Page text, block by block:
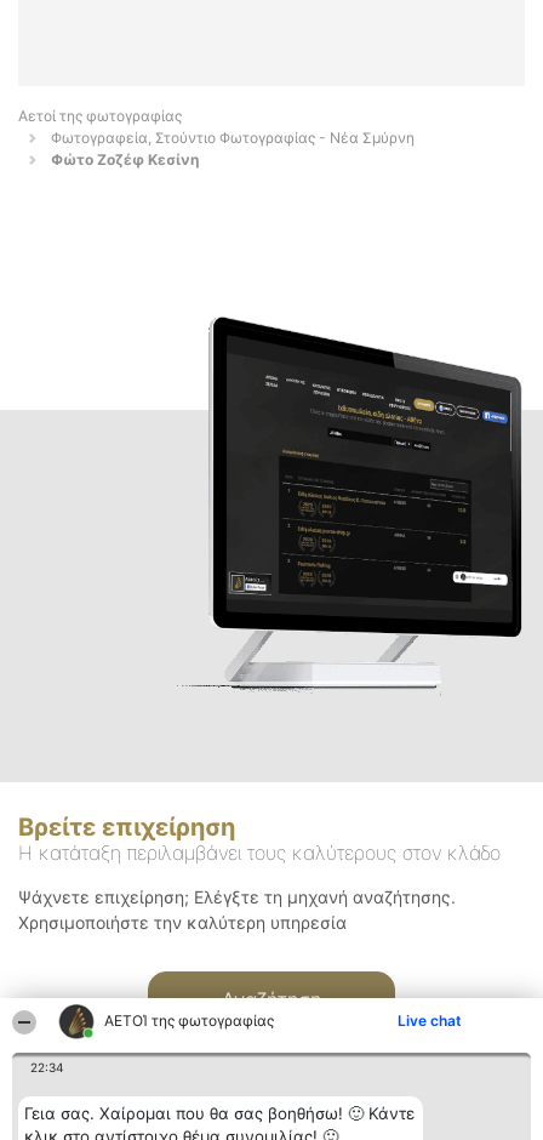
ΑΕΤΟΊ της φωτογραφίας Live chat
22:34
Γεια σας. Χαίρομαι που θα σας βοηθήσω! 🙂 Κάντε
Αετοί της φωτογραφίας
Φωτογραφεία, Στούντιο Φωτογραφίας - Νέα Σμύρνη
Φώτο Ζοζέφ Κεσίνη
Βρείτε επιχείρηση
Η κατάταξη περιλαμβάνει τους καλύτερους στον κλάδο
Ψάχνετε επιχείρηση; Ελέγξτε τη μηχανή αναζήτησης.
Χρησιμοποιήστε την καλύτερη υπηρεσία
Αναζήτηση